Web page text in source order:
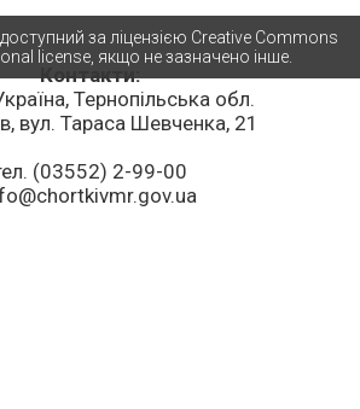
Контакти:
Тернопільська обл.
вул. Тараса Шевченка, 21
(03552) 2-99-00
за ліцензією Creative Commons
license, якщо не зазначено інше.